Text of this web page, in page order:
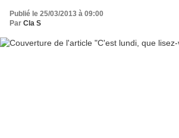
Publié le 25/03/2013 à 09:00
Par Cla S